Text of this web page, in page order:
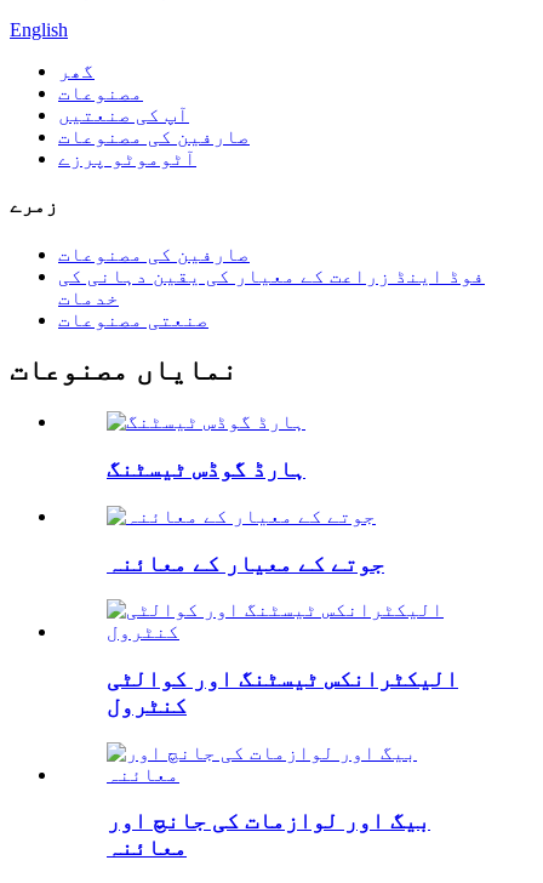
English
گھر
مصنوعات
آپ کی صنعتیں
صارفین کی مصنوعات
آٹوموٹو پرزے
زمرے
صارفین کی مصنوعات
فوڈ اینڈ زراعت کے معیار کی یقین دہانی کی
خدمات
صنعتی مصنوعات
نمایاں مصنوعات
ہارڈ گوڈس ٹیسٹنگ
جوتے کے معیار کے معائنہ
الیکٹرانکس ٹیسٹنگ اور کوالٹی
کنٹرول
بیگ اور لوازمات کی جانچ اور
معائنہ